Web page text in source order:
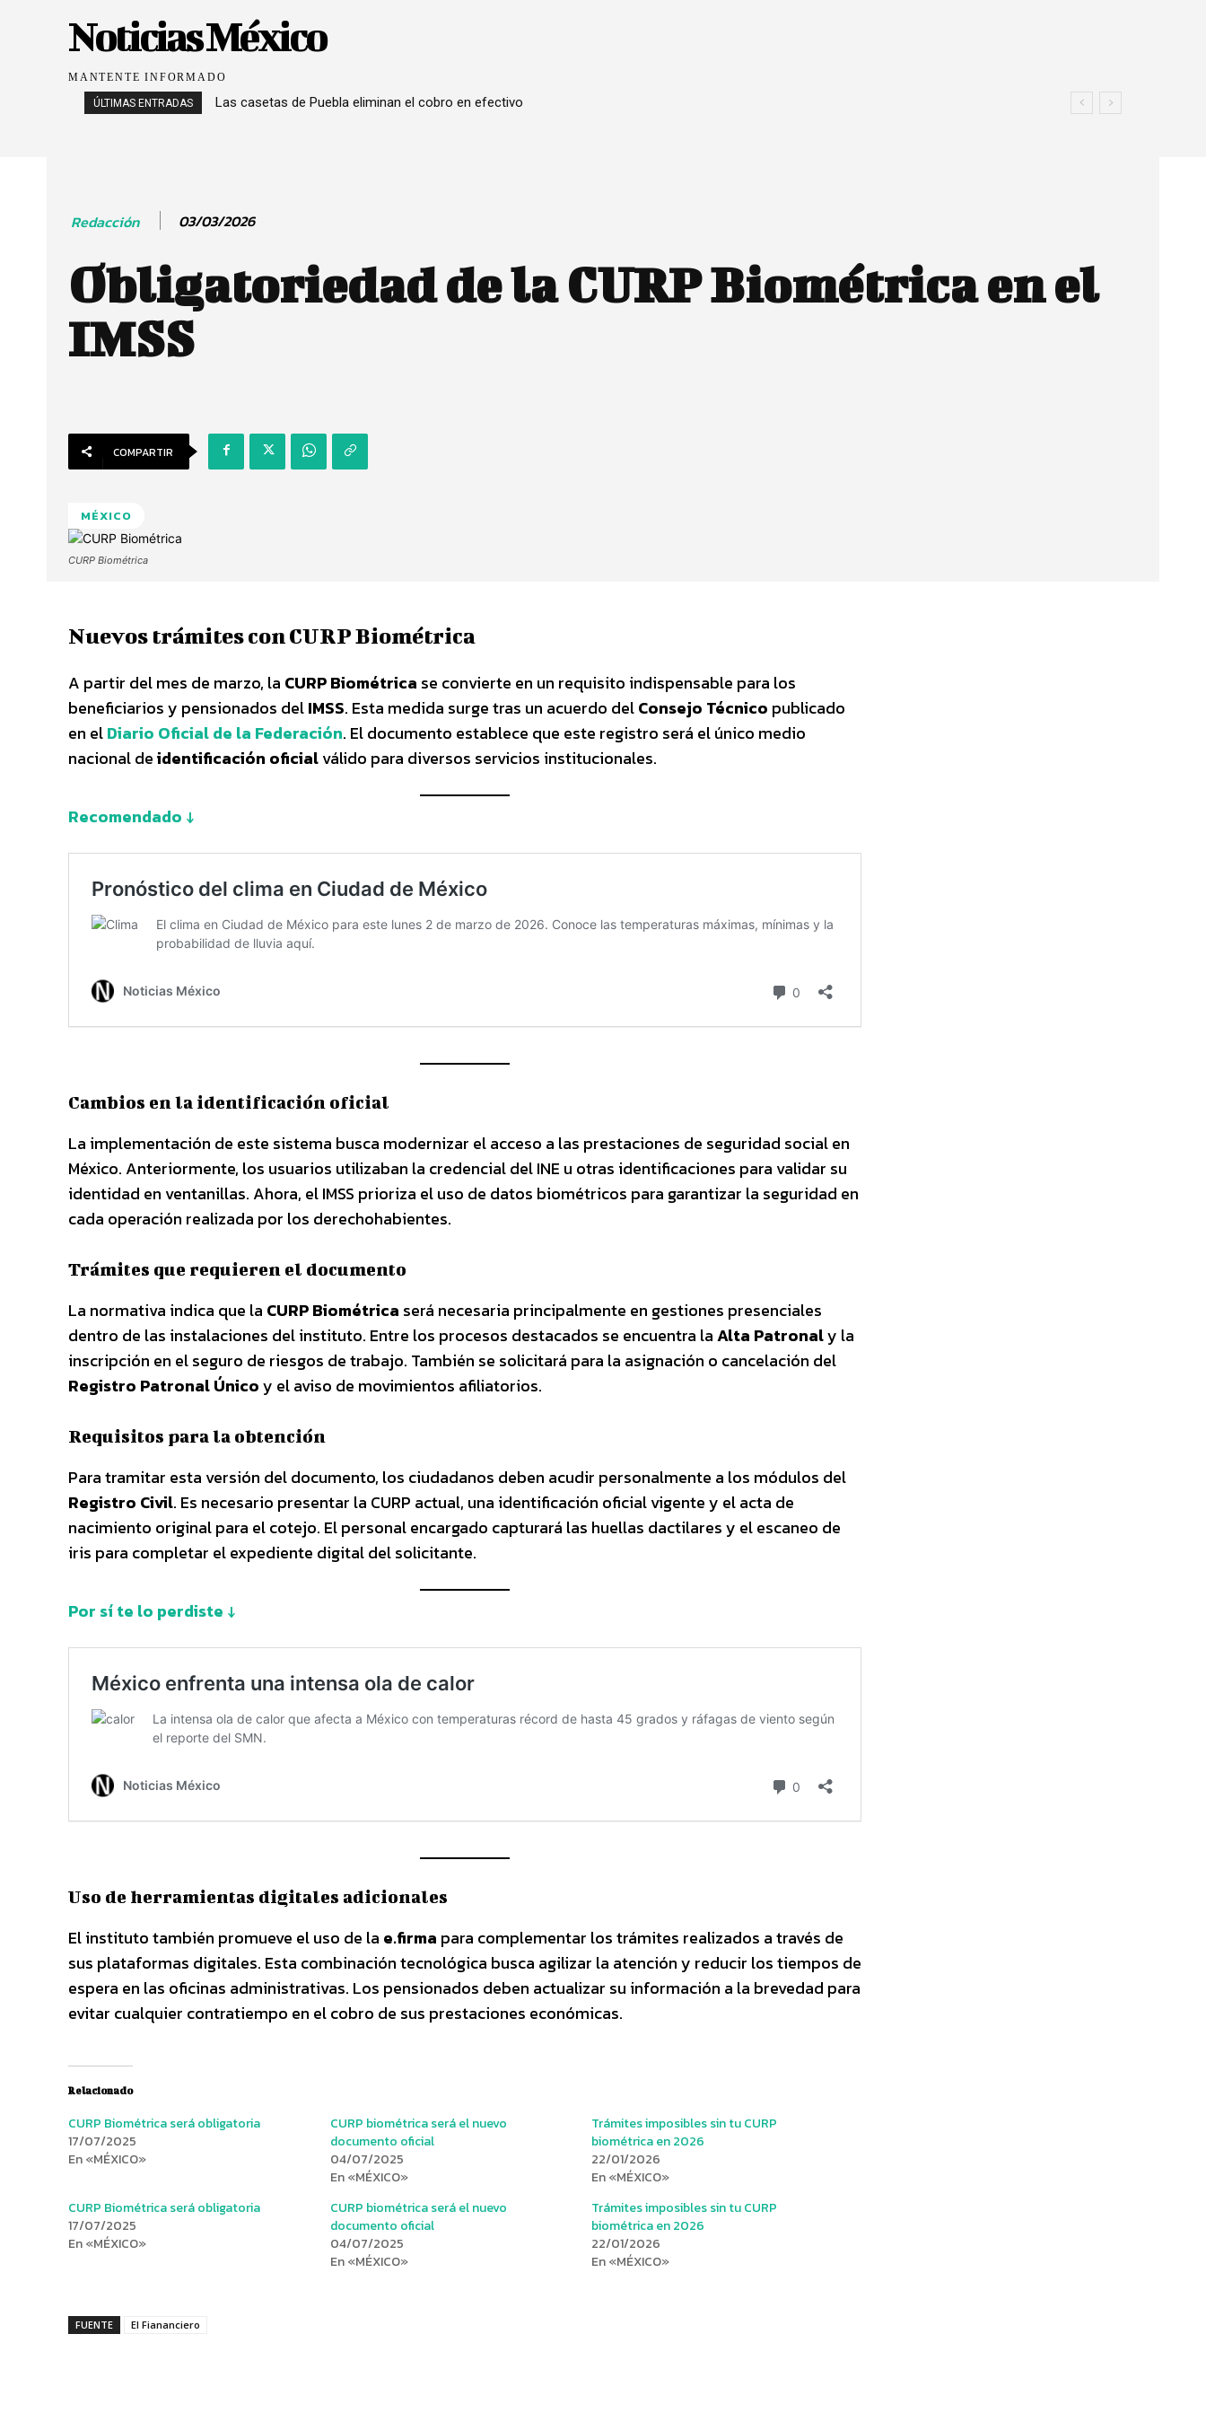
Noticias México
MANTENTE INFORMADO
ÚLTIMAS ENTRADAS Las casetas de Puebla eliminan el cobro en efectivo
Redacción 03/03/2026
Obligatoriedad de la CURP Biométrica en el
IMSS
COMPARTIR
MÉXICO
CURP Biométrica
Nuevos trámites con CURP Biométrica
A partir del mes de marzo, la CURP Biométrica se convierte en un requisito indispensable para los
beneficiarios y pensionados delIMSS. Esta medida surge tras un acuerdo delConsejo Técnico publicado
en elDiario Oficial de la Federación. El documento establece que este registro será el único medio
nacional deidentificación oficialválido para diversos servicios institucionales.
Recomendado ↓
Cambios en la identificación oficial
La implementación de este sistema busca modernizar el acceso a las prestaciones de seguridad social en
México. Anteriormente, los usuarios utilizaban la credencial del INE u otras identificaciones para validar su
identidad en ventanillas. Ahora, el IMSS prioriza el uso de datos biométricos para garantizar la seguridad en
cada operación realizada por los derechohabientes.
Trámites que requieren el documento
La normativa indica que la CURP Biométrica será necesaria principalmente en gestiones presenciales
dentro de las instalaciones del instituto. Entre los procesos destacados se encuentra laAlta Patronaly la
inscripción en el seguro de riesgos de trabajo. También se solicitará para la asignación o cancelación del
Registro Patronal Únicoy el aviso de movimientos afiliatorios.
Requisitos para la obtención
Para tramitar esta versión del documento, los ciudadanos deben acudir personalmente a los módulos del
Registro Civil. Es necesario presentar la CURP actual, una identificación oficial vigente y el acta de
nacimiento original para el cotejo. El personal encargado capturará las huellas dactilares y el escaneo de
iris para completar el expediente digital del solicitante.
Por sí te lo perdiste ↓
Uso de herramientas digitales adicionales
El instituto también promueve el uso de la e.firma para complementar los trámites realizados a través de
sus plataformas digitales. Esta combinación tecnológica busca agilizar la atención y reducir los tiempos de
espera en las oficinas administrativas. Los pensionados deben actualizar su información a la brevedad para
evitar cualquier contratiempo en el cobro de sus prestaciones económicas.
Relacionado
CURP Biométrica será obligatoria
17/07/2025
En «MÉXICO»
CURP biométrica será el nuevo
documento oficial
04/07/2025
En «MÉXICO»
Trámites imposibles sin tu CURP
biométrica en 2026
22/01/2026
En «MÉXICO»
CURP Biométrica será obligatoria
17/07/2025
En «MÉXICO»
CURP biométrica será el nuevo
documento oficial
04/07/2025
En «MÉXICO»
Trámites imposibles sin tu CURP
biométrica en 2026
22/01/2026
En «MÉXICO»
FUENTE El Fiananciero